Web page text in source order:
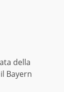
della
Bayern